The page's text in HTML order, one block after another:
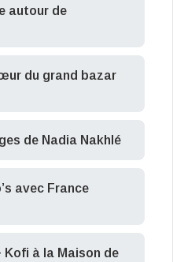
autour de
du grand bazar
de Nadia Nakhlé
avec France
Kofi à la Maison de